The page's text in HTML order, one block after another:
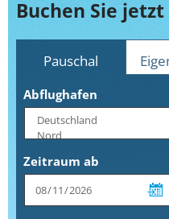
Pauschal
Abflughafen
Zeitraum ab